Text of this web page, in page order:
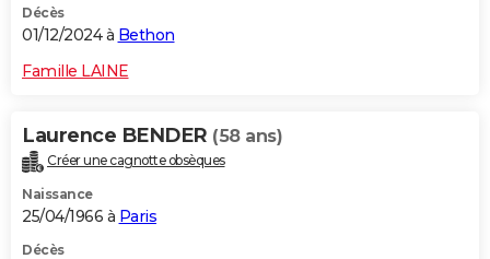
Décès
01/12/2024 à Bethon
Famille LAINE
Laurence BENDER (58 ans)
Créer une cagnotte obsèques
Naissance
25/04/1966 à Paris
Décès